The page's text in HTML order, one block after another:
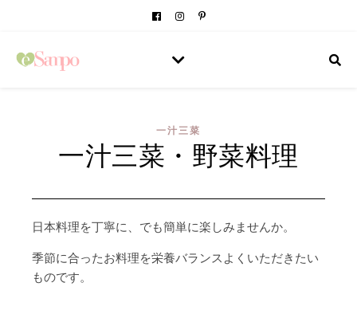
一汁三菜
一汁三菜・野菜料理
日本料理を丁寧に、でも簡単に楽しみませんか。
季節に合ったお料理を栄養バランスよくいただきたい
ものです。